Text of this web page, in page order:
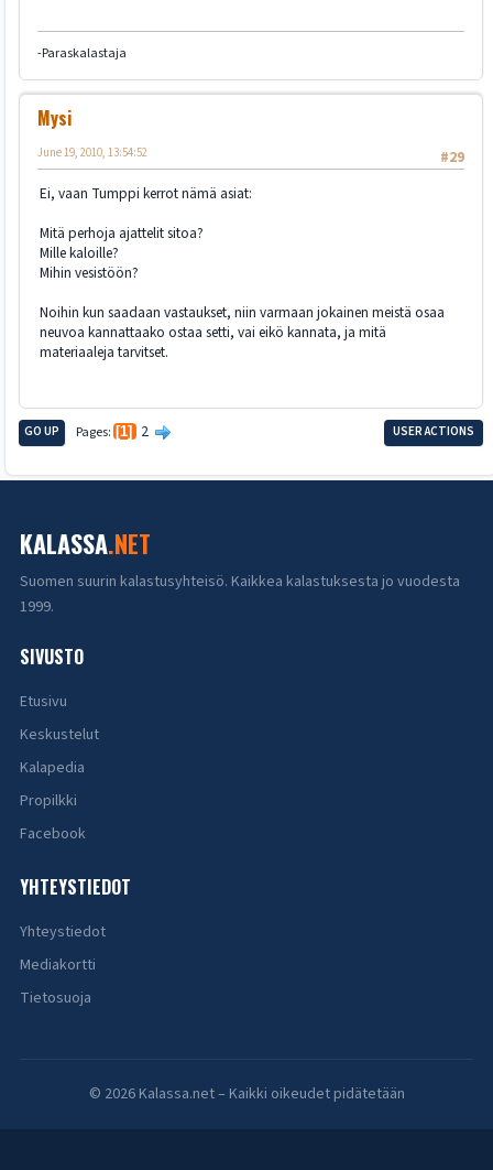
-Paraskalastaja
Mysi
#29
June 19, 2010, 13:54:52
Ei, vaan Tumppi kerrot nämä asiat:
Mitä perhoja ajattelit sitoa?
Mille kaloille?
Mihin vesistöön?
Noihin kun saadaan vastaukset, niin varmaan jokainen meistä osaa
neuvoa kannattaako ostaa setti, vai eikö kannata, ja mitä
materiaaleja tarvitset.
GO UP Pages 1 2 USER ACTIONS
KALASSA.NET
Suomen suurin kalastusyhteisö. Kaikkea kalastuksesta jo vuodesta
1999.
SIVUSTO
Etusivu
Keskustelut
Kalapedia
Propilkki
Facebook
YHTEYSTIEDOT
Yhteystiedot
Mediakortti
Tietosuoja
© 2026 Kalassa.net – Kaikki oikeudet pidätetään